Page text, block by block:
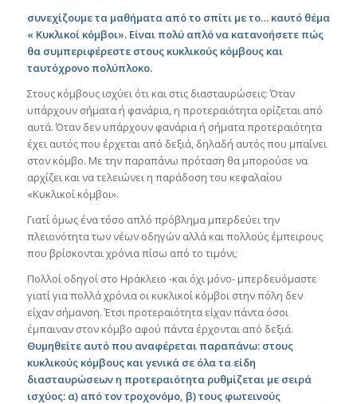
συνεχίζουμε τα μαθήματα από το σπίτι με το… καυτό θέμα
« Κυκλικοί κόμβοι». Είναι πολύ απλό να κατανοήσετε πώς
θα συμπεριφέρεστε στους κυκλικούς κόμβους και
ταυτόχρονο πολύπλοκο.
Στους κόμβους ισχύει ότι και στις διασταυρώσεις: Όταν
υπάρχουν σήματα ή φανάρια, η προτεραιότητα ορίζεται από
αυτά. Όταν δεν υπάρχουν φανάρια ή σήματα προτεραιότητα
έχει αυτός που έρχεται από δεξιά, δηλαδή αυτός που μπαίνει
στον κόμβο. Με την παραπάνω πρόταση θα μπορούσε να
αρχίζει και να τελειώνει η παράδοση του κεφαλαίου
«Κυκλικοί κόμβοι».
Γιατί όμως ένα τόσο απλό πρόβλημα μπερδεύει την
πλειονότητα των νέων οδηγών αλλά και πολλούς έμπειρους
που βρίσκονται χρόνια πίσω από το τιμόνι;
Πολλοί οδηγοί στο Ηράκλειο -και όχι μόνο- μπερδευόμαστε
γιατί για πολλά χρόνια οι κυκλικοί κόμβοι στην πόλη δεν
είχαν σήμανση. Έτσι προτεραιότητα είχαν πάντα όσοι
έμπαιναν στον κόμβο αφού πάντα έρχονται από δεξιά.
Θυμηθείτε αυτό που αναφέρεται παραπάνω: στους
κυκλικούς κόμβους και γενικά σε όλα τα είδη
διασταυρώσεων η προτεραιότητα ρυθμίζεται με σειρά
ισχύος: α) από τον τροχονόμο, β) τους φωτεινούς